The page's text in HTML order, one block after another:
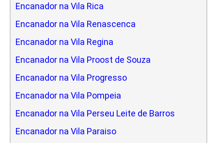
Encanador na Vila Rica
Encanador na Vila Renascenca
Encanador na Vila Regina
Encanador na Vila Proost de Souza
Encanador na Vila Progresso
Encanador na Vila Pompeia
Encanador na Vila Perseu Leite de Barros
Encanador na Vila Paraiso